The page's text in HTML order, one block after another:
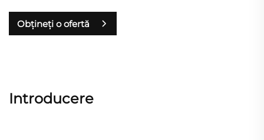
Obțineți o ofertă
Introducere